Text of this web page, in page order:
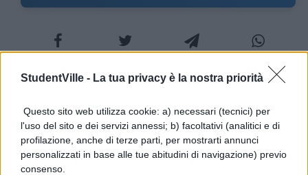
StudentVille - La tua privacy è la nostra priorità
Questo sito web utilizza cookie: a) necessari (tecnici) per
l'uso del sito e dei servizi annessi; b) facoltativi (analitici e di
profilazione, anche di terze parti, per mostrarti annunci
personalizzati in base alle tue abitudini di navigazione) previo
consenso.
STORIA DELL'ARTE
Frida Kahlo,
Autoritratto con